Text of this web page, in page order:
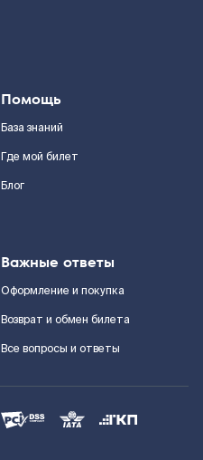
Помощь
База знаний
Где мой билет
Блог
Важные ответы
Оформление и покупка
Возврат и обмен билета
Все вопросы и ответы